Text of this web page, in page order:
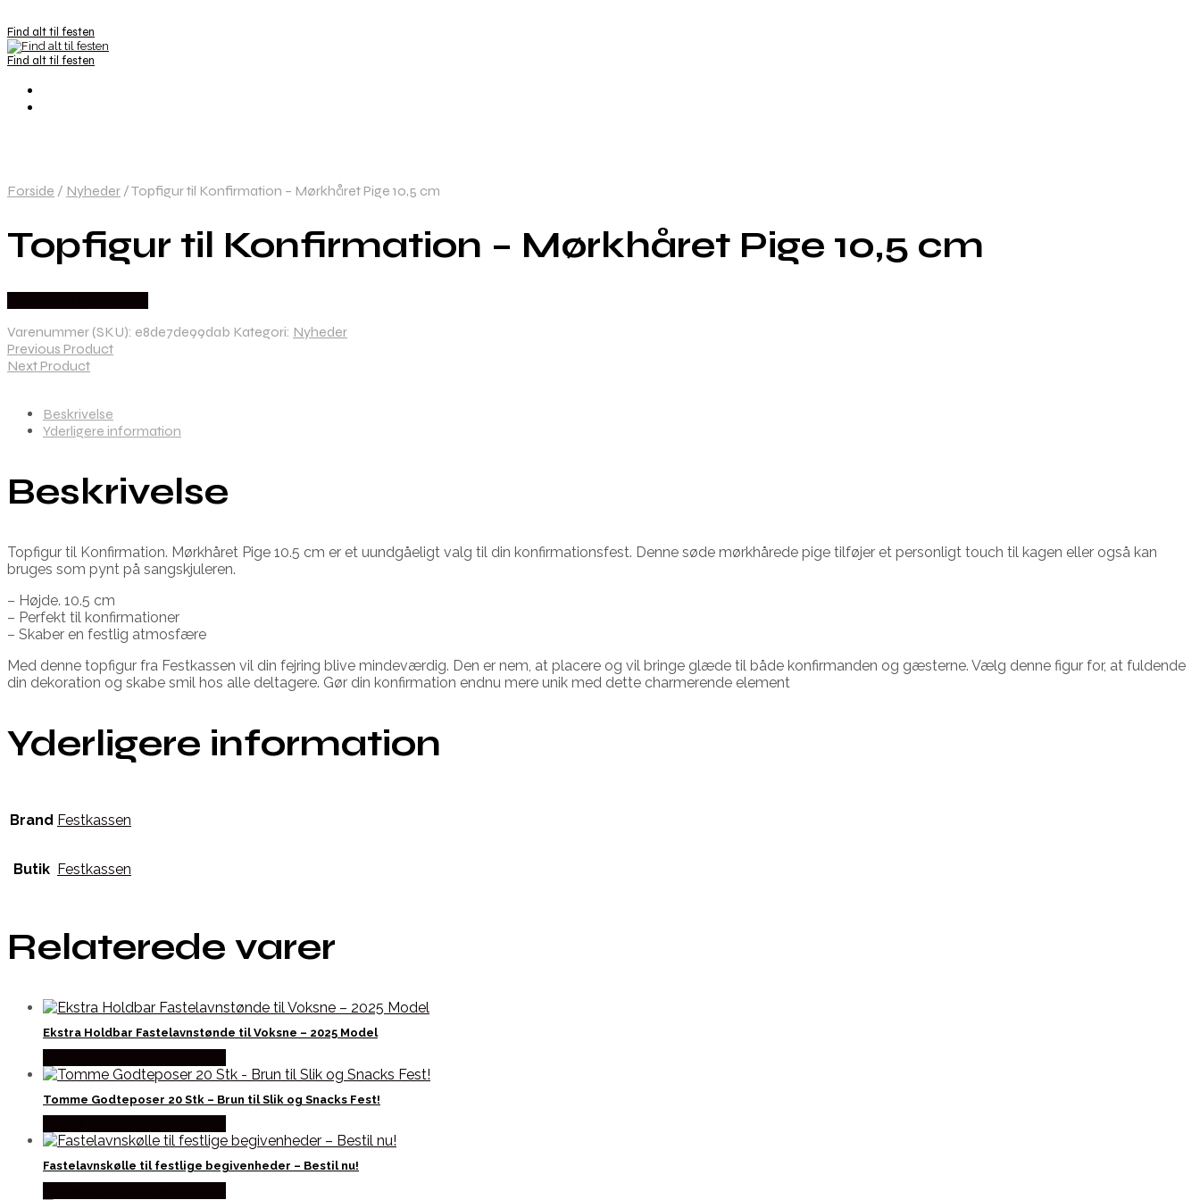
Find alt til festen
Find alt til festen
Forside / Nyheder /Topfigur til Konfirmation – Mørkhåret Pige 10,5 cm
Topfigur til Konfirmation – Mørkhåret Pige 10,5 cm
Varenummer (SKU): e8de7de99dab Kategori: Nyheder
Previous Product
Next Product
Beskrivelse
Yderligere information
Beskrivelse
Topfigur til Konfirmation. Mørkhåret Pige 10.5 cm er et uundgåeligt valg til din konfirmationsfest. Denne søde mørkhårede pige tilføjer et personligt touch til kagen eller også kan
bruges som pynt på sangskjuleren.
– Højde. 10.5 cm
– Perfekt til konfirmationer
– Skaber en festlig atmosfære
Med denne topfigur fra Festkassen vil din fejring blive mindeværdig. Den er nem, at placere og vil bringe glæde til både konfirmanden og gæsterne. Vælg denne figur for, at fuldende
din dekoration og skabe smil hos alle deltagere. Gør din konfirmation endnu mere unik med dette charmerende element
Yderligere information
Brand Festkassen
Butik Festkassen
Relaterede varer
Ekstra Holdbar Fastelavnstønde til Voksne – 2025 Model
Tomme Godteposer 20 Stk – Brun til Slik og Snacks Fest!
Fastelavnskølle til festlige begivenheder – Bestil nu!